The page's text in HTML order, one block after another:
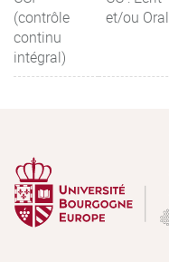
(contrôle
continu
intégral)
et/ou Oral